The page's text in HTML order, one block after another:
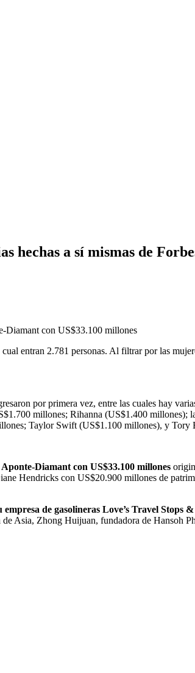
hechas a sí mismas de
Diamant con US$33.100 millones
entran 2.781 personas. Al filtrar por las
por primera vez, entre las cuales hay
millones; Rihanna (US$1.400
Taylor Swift (US$1.100 millones), y Tory
Diamant con US$33.100 millones
Hendricks con US$20.900 millones de
de gasolineras Love’s Travel Stops
Asia, Zhong Huijuan, fundadora de Hansoh